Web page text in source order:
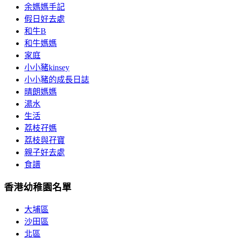
余媽媽手記
假日好去處
和牛B
和牛媽媽
家庭
小小豬kinsey
小小豬的成長日誌
晴朗媽媽
湯水
生活
荔枝孖媽
荔枝與孖寶
親子好去處
食譜
香港幼稚園名單
大埔區
沙田區
北區